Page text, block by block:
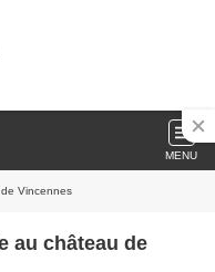
MENU
Vincennes
au château de